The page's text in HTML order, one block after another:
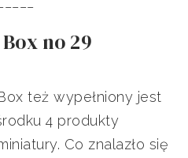
no 29
też wypełniony jest
4 produkty
Co znalazło się